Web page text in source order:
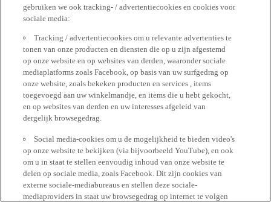
gebruiken we ook tracking- / advertentiecookies en cookies voor
sociale media:
Tracking / advertentiecookies om u relevante advertenties te
tonen van onze producten en diensten die op u zijn afgestemd
op onze website en op websites van derden, waaronder sociale
mediaplatforms zoals Facebook, op basis van uw surfgedrag op
onze website, zoals bekeken producten en services , items
toegevoegd aan uw winkelmandje, en items die u hebt gekocht,
en op websites van derden en uw interesses afgeleid van
dergelijk browsegedrag.
Social media-cookies om u de mogelijkheid te bieden video's
op onze website te bekijken (via bijvoorbeeld YouTube), en ook
om u in staat te stellen eenvoudig inhoud van onze website te
delen op sociale media, zoals Facebook. Dit zijn cookies van
externe sociale-mediabureaus en stellen deze sociale-
mediaproviders in staat uw browsegedrag op internet te volgen